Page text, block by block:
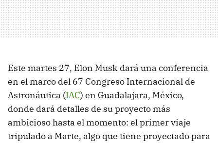
Este martes 27, Elon Musk dará una conferencia
en el marco del 67 Congreso Internacional de
Astronáutica (IAC) en Guadalajara, México,
donde dará detalles de su proyecto más
ambicioso hasta el momento: el primer viaje
tripulado a Marte, algo que tiene proyectado para